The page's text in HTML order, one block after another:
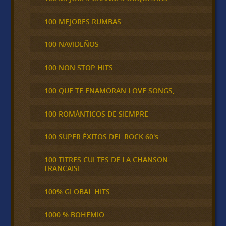
100 MEJORES RUMBAS
100 NAVIDEÑOS
100 NON STOP HITS
100 QUE TE ENAMORAN LOVE SONGS,
100 ROMÁNTICOS DE SIEMPRE
100 SUPER ÉXITOS DEL ROCK 60's
100 TITRES CULTES DE LA CHANSON
FRANCAISE
100% GLOBAL HITS
1000 % BOHEMIO